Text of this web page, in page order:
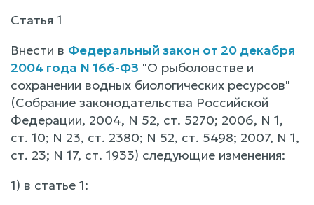
Статья 1
Внести в Федеральный закон от 20 декабря
2004 года N 166-ФЗ "О рыболовстве и
сохранении водных биологических ресурсов"
(Собрание законодательства Российской
Федерации, 2004, N 52, ст. 5270; 2006, N 1,
ст. 10; N 23, ст. 2380; N 52, ст. 5498; 2007, N 1,
ст. 23; N 17, ст. 1933) следующие изменения:
1) в статье 1: